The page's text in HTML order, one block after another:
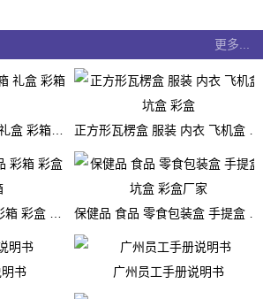
更多...
手信包装 特产 水果箱 礼盒 彩箱 手提盒 正方形瓦楞盒 服装 内衣 飞机盒 坑盒 彩盒
特产 水果 茶 油 食品 彩箱 彩盒 坑盒 手提箱 保健品 食品 零食包装盒 手提盒 坑盒 彩盒厂家
书 广州员工手册说明书